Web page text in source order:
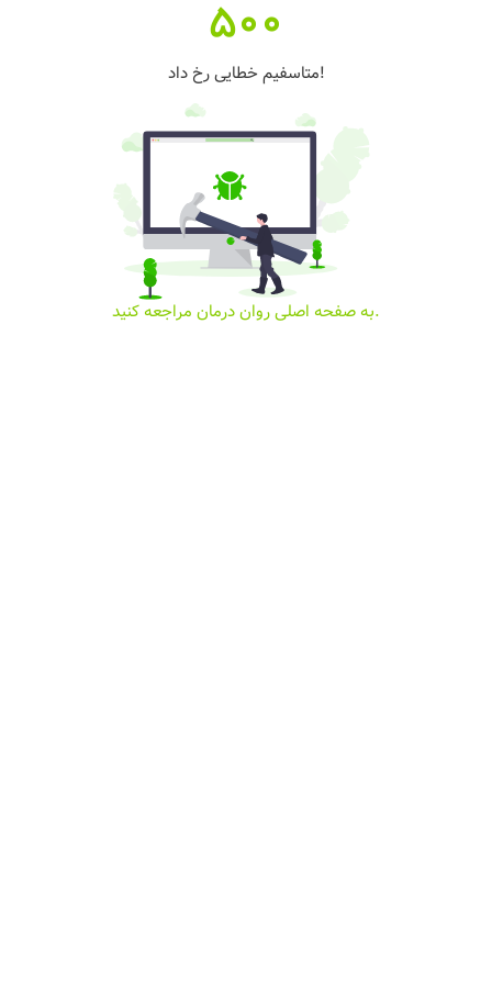
500
متاسفیم خطایی رخ داد!
به صفحه اصلی روان درمان مراجعه کنید.